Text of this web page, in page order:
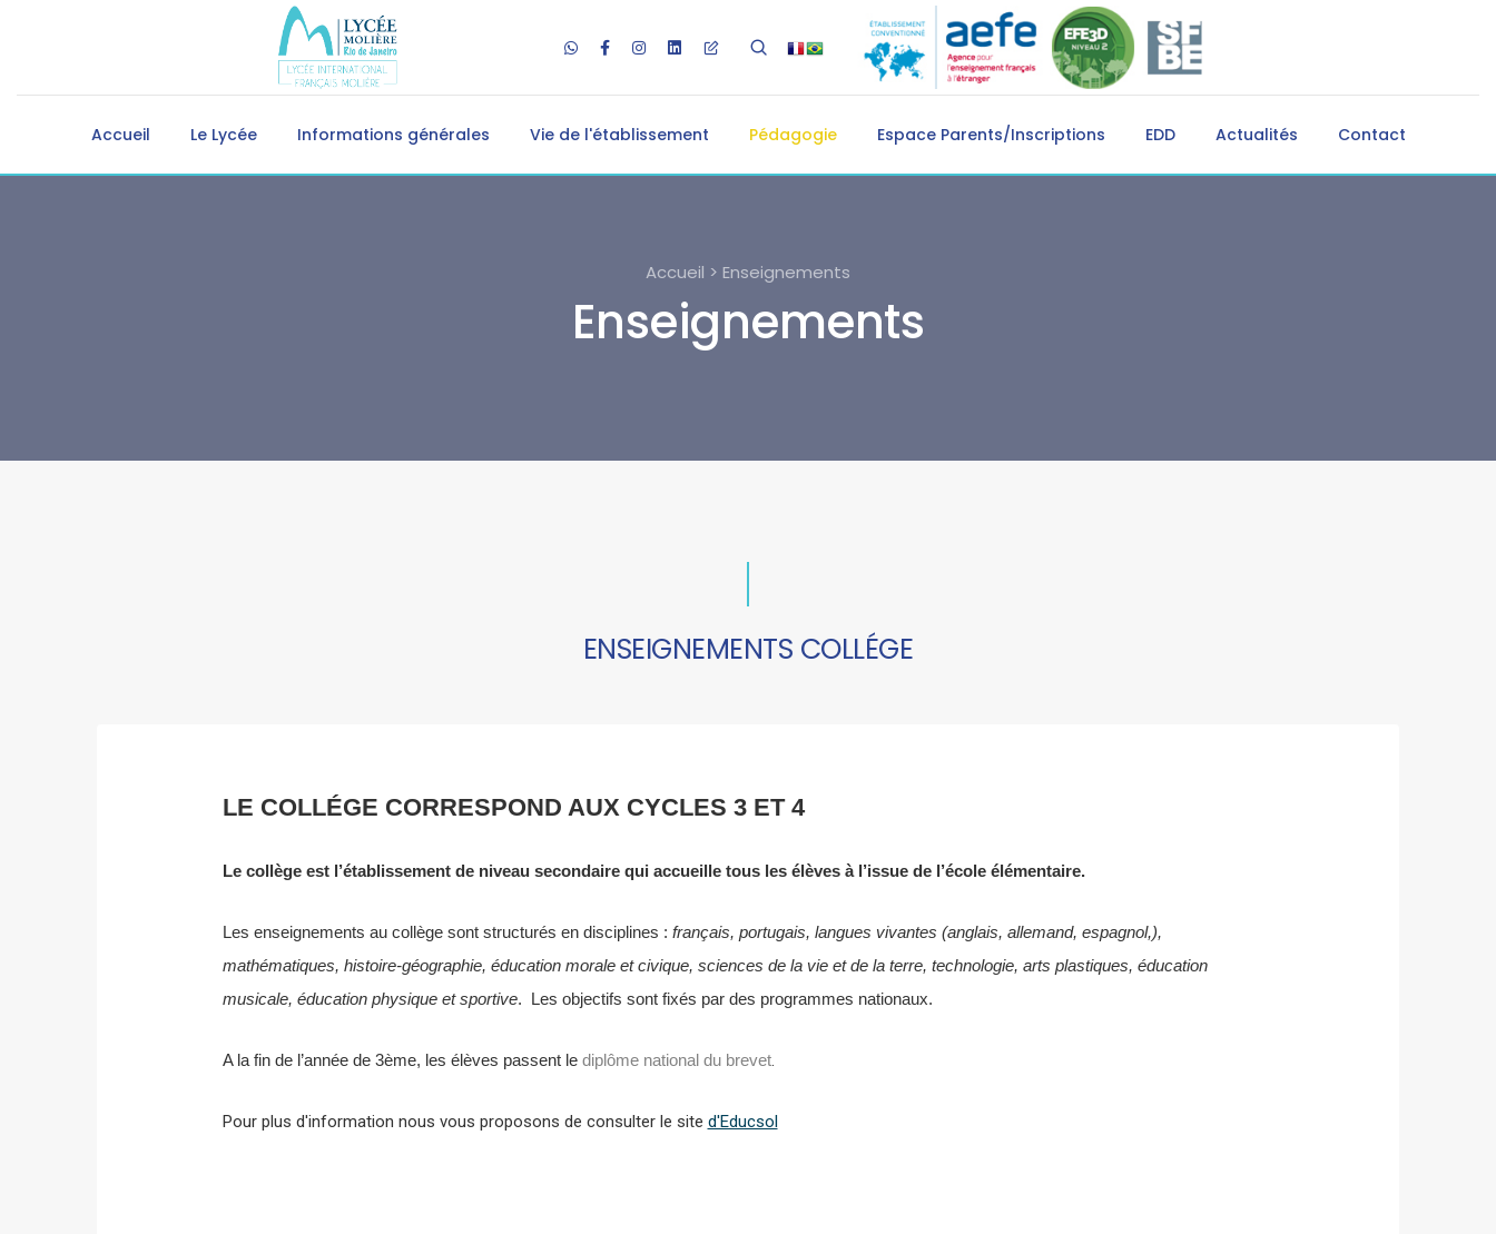
Accueil Le Lycée Informations générales Vie de l'établissement Pédagogie Espace Parents/Inscriptions EDD Actualités Contact
Accueil > Enseignements
Enseignements
ENSEIGNEMENTS COLLÉGE
LE COLLÉGE CORRESPOND AUX CYCLES 3 ET 4
Le collège est l’établissement de niveau secondaire qui accueille tous les élèves à l’issue de l’école élémentaire.
Les enseignements au collège sont structurés en disciplines : français, portugais, langues vivantes (anglais, allemand, espagnol,),
mathématiques, histoire-géographie, éducation morale et civique, sciences de la vie et de la terre, technologie, arts plastiques, éducation
musicale, éducation physique et sportive. Les objectifs sont fixés par des programmes nationaux.
A la fin de l’année de 3ème, les élèves passent le diplôme national du brevet.
Pour plus d'information nous vous proposons de consulter le site d'Educsol